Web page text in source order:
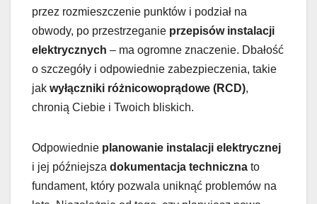
przez rozmieszczenie punktów i podział na
obwody, po przestrzeganie przepisów instalacji
elektrycznych – ma ogromne znaczenie. Dbałość
o szczegóły i odpowiednie zabezpieczenia, takie
jak wyłączniki różnicowoprądowe (RCD),
chronią Ciebie i Twoich bliskich.
Odpowiednie planowanie instalacji elektrycznej
i jej późniejsza dokumentacja techniczna to
fundament, który pozwala uniknąć problemów na